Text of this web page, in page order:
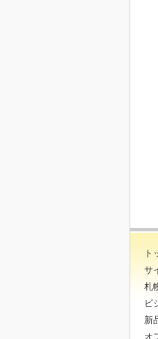
ト
サ
札
ビ
新
オ